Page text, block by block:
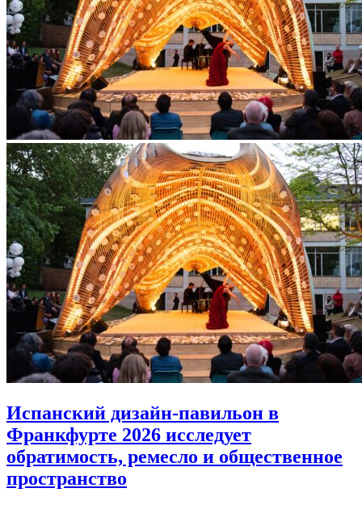
Испанский дизайн-павильон в
Франкфурте 2026 исследует
обратимость, ремесло и общественное
пространство